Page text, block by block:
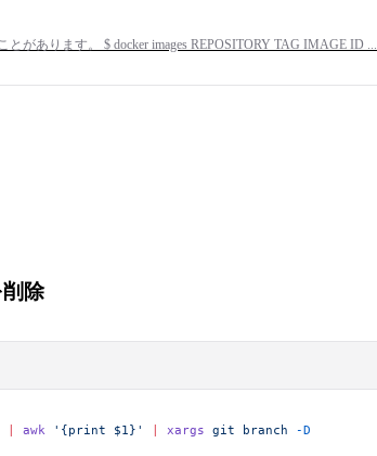
があります。 $ docker images REPOSITORY TAG IMAGE ID ...
除
| awk '{print $1}' | xargs git branch -D